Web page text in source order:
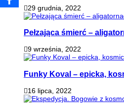
29 grudnia, 2022
Pełzająca śmierć –
9 września, 2022
Funky Koval – epicka,
16 lipca, 2022